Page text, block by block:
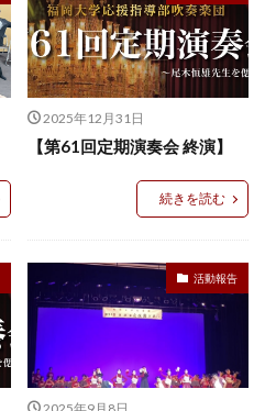
2025年12月31日
【第61回定期演奏会 終演】
続きを読む
活動報告